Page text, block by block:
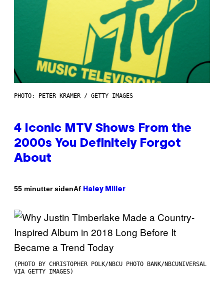
PHOTO: PETER KRAMER / GETTY IMAGES
4 Iconic MTV Shows From the
2000s You Definitely Forgot
About
55 minutter sidenAf Haley Miller
(PHOTO BY CHRISTOPHER POLK/NBCU PHOTO BANK/NBCUNIVERSAL
VIA GETTY IMAGES)